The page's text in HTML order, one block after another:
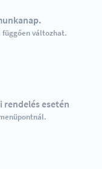
változhat.
rendelés esetén